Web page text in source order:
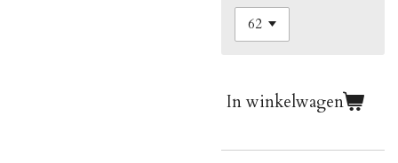
In winkelwagen